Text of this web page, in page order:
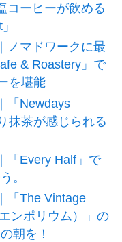
コーヒーが飲める
ノマドワークに最
& Roastery」で
を堪能
「Newdays
抹茶が感じられる
「Every Half」で
。
「The Vintage
ンポリウム）」の
朝を！